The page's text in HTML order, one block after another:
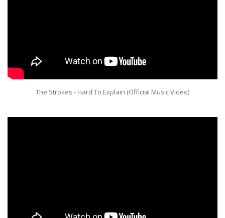
The Strokes - Hard To Explain (Official Music Video)